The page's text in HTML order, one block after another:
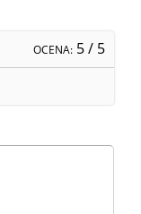
OCENA: 5/ 5